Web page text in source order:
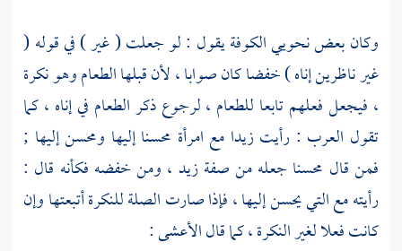
وكان بعض نحوييالكوفةيقول : لو جعلت ( غير ) في قوله (
غير ناظرين إناه ) خفضا كان صوابا ، لأن قبلها الطعام وهو نكرة
، فيجعل فعلهم تابعا للطعام ، لرجوع ذكر الطعام في إناه ، كما
تقول العرب : رأيت زيدا مع امرأة محسنا إليها ومحسن إليها ;
فمن قال محسنا جعله من صفة زيد ، ومن خفضه فكأنه قال :
رأيته مع التي يحسن إليها ، فإذا صارت الصلة للنكرة أتبعتها وإن
كانت فعلا لغير النكرة ، كما قالالأعشى: